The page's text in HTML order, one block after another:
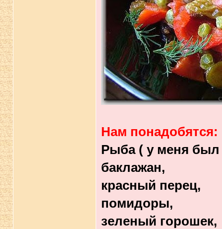
Нам понадобятся:
Рыба ( у меня был
баклажан,
красный перец,
помидоры,
зеленый горошек,